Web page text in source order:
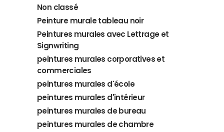
Non classé
Peinture murale tableau noir
Peintures murales avec Lettrage et
Signwriting
peintures murales corporatives et
commerciales
peintures murales d'école
peintures murales d'intérieur
peintures murales de bureau
peintures murales de chambre